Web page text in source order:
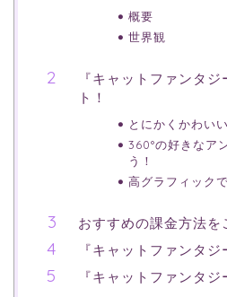
概要
世界観
『キャットファンタ
ト！
とにかくかわい
360°の好きなア
う！
高グラフィック
おすすめの課金方法を
『キャットファンタ
『キャットファンタ